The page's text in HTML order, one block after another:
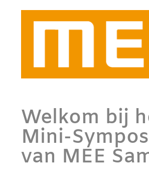
Welkom bij
Mini-
van MEE